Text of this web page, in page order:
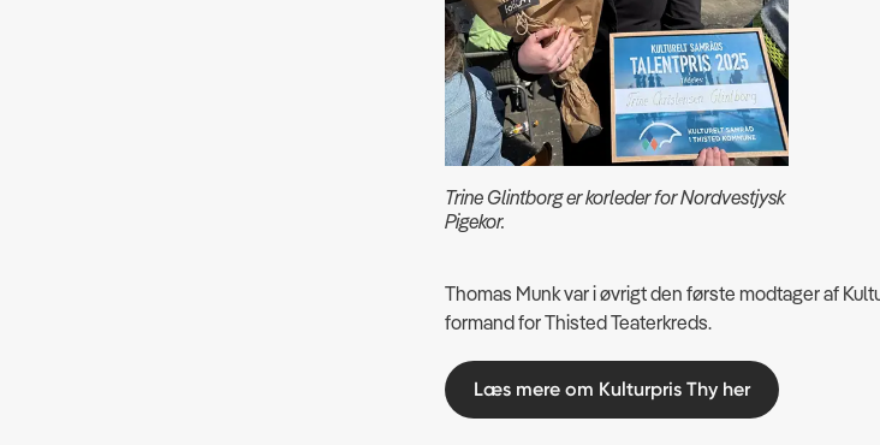
Trine Glintborg er korleder for Nordvestjysk
Pigekor.
Thomas Munk var i øvrigt den første modtager af
formand for Thisted Teaterkreds.
Læs mere om Kulturpris Thy her